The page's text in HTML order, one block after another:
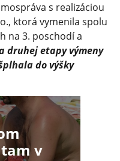
s realizáciou
ktorá vymenila spolu
na 3. poschodí a
druhej etapy výmeny
do výšky
v